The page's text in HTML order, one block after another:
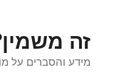
זה
מידע והסברים על